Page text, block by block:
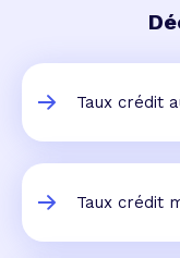
Taux crédit
Taux crédit